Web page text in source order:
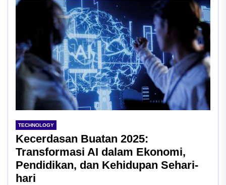
TECHNOLOGY
Kecerdasan Buatan 2025:
Transformasi AI dalam Ekonomi,
Pendidikan, dan Kehidupan Sehari-
hari